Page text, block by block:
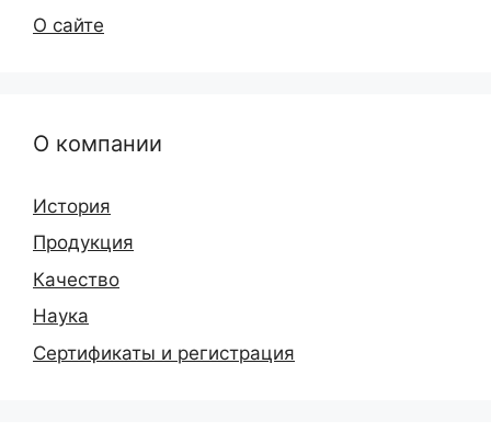
О сайте
О компании
История
Продукция
Качество
Наука
Сертификаты и регистрация